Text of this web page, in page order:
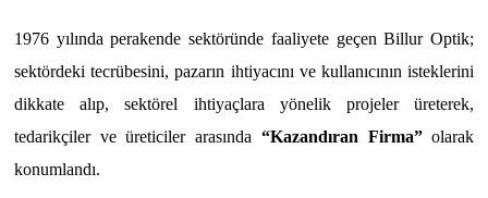
1976 yılında perakende sektöründe faaliyete geçen Billur Optik;
sektördeki tecrübesini, pazarın ihtiyacını ve kullanıcının isteklerini
dikkate alıp, sektörel ihtiyaçlara yönelik projeler üreterek,
tedarikçiler ve üreticiler arasında “Kazandıran Firma”olarak
konumlandı.